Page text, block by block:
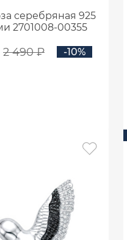
серебряная 925
2701008-00355
2 490 ₽ -10%